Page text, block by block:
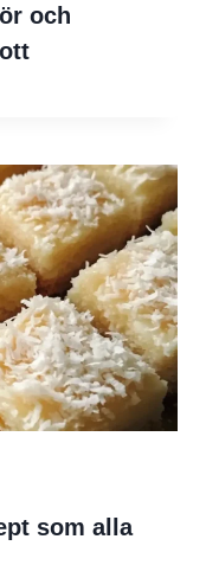
och
som alla